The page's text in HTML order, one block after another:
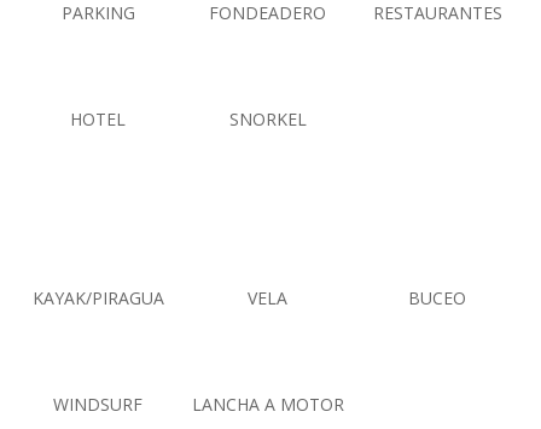
PARKING FONDEADERO RESTAURANTES
HOTEL SNORKEL
KAYAK/PIRAGUA VELA BUCEO
WINDSURF LANCHA A MOTOR